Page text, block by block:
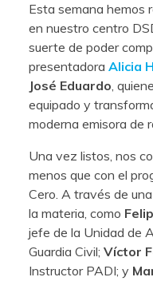
Esta semana hemos
en nuestro centro
suerte de poder
presentadora Alicia
José Eduardo,
equipado y
moderna emisora de
Una vez listos, nos
menos que con el
Cero. A través de
la materia, como
jefe de la Unidad de
Guardia Civil; Víctor
Instructor PADI; y